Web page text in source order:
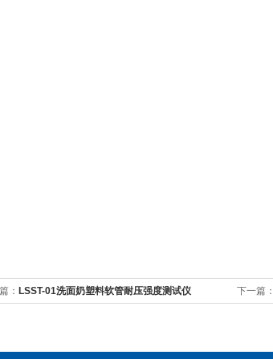
： LSST-01洗面奶塑料软管耐压强度测试仪 下一篇：